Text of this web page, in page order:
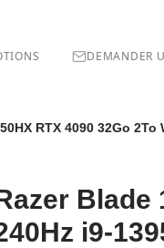
DEMANDER
RTX 4090 32Go 2To
Blade
i9-